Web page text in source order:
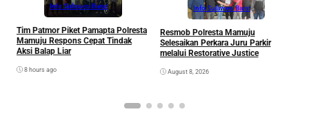
Info Sulawesi Barat
Tim Patmor Piket Pamapta Polresta
Mamuju Respons Cepat Tindak
Aksi Balap Liar
8 hours ago
Info Sulawesi Barat
Resmob Polresta Mamuju
Selesaikan Perkara Juru Parkir
melalui Restorative Justice
August 8, 2026